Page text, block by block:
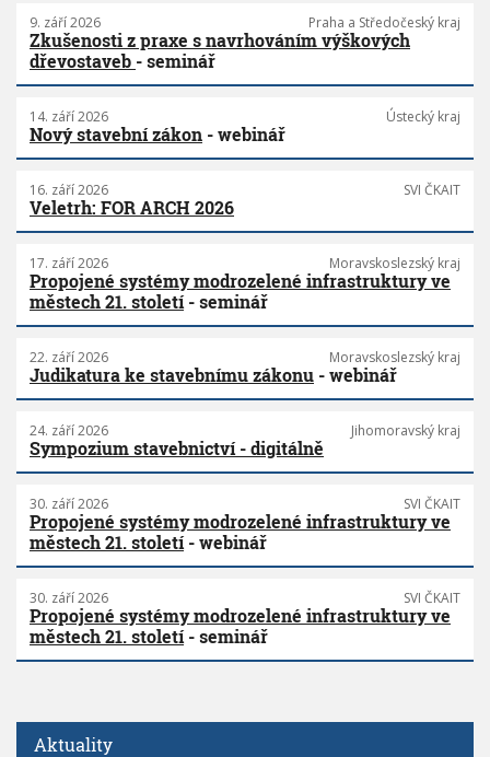
9. září 2026 Praha a Středočeský kraj
Zkušenosti z praxe s navrhováním výškových
dřevostaveb - seminář
14. září 2026 Ústecký kraj
Nový stavební zákon - webinář
16. září 2026 SVI ČKAIT
Veletrh: FOR ARCH 2026
17. září 2026 Moravskoslezský kraj
Propojené systémy modrozelené infrastruktury ve
městech 21. století - seminář
22. září 2026 Moravskoslezský kraj
Judikatura ke stavebnímu zákonu - webinář
24. září 2026 Jihomoravský kraj
Sympozium stavebnictví - digitálně
30. září 2026 SVI ČKAIT
Propojené systémy modrozelené infrastruktury ve
městech 21. století - webinář
30. září 2026 SVI ČKAIT
Propojené systémy modrozelené infrastruktury ve
městech 21. století - seminář
Aktuality